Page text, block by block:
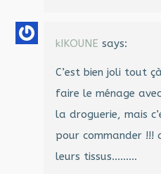
kIKOUNE says:
C’est bien joli tout
faire le ménage
la droguerie, mais
pour commander !!!
leurs tissus………